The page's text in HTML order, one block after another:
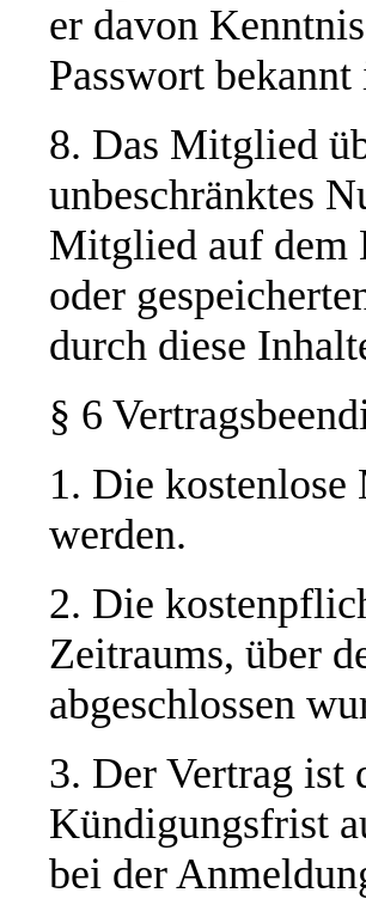
er davon
Passwort bekannt
8. Das Mitglied
unbeschränktes
Mitglied auf dem
oder
durch diese
§ 6
1. Die
werden.
2. Die
Zeitraums, über
abgeschlossen
3. Der Vertrag ist
Kündigungsfrist
bei der